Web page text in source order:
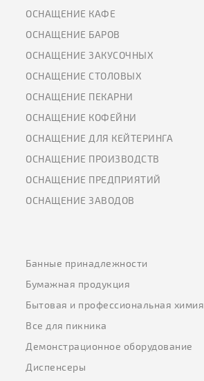
ОСНАЩЕНИЕ КАФЕ
ОСНАЩЕНИЕ БАРОВ
ОСНАЩЕНИЕ ЗАКУСОЧНЫХ
ОСНАЩЕНИЕ СТОЛОВЫХ
ОСНАЩЕНИЕ ПЕКАРНИ
ОСНАЩЕНИЕ КОФЕЙНИ
ОСНАЩЕНИЕ ДЛЯ КЕЙТЕРИНГА
ОСНАЩЕНИЕ ПРОИЗВОДСТВ
ОСНАЩЕНИЕ ПРЕДПРИЯТИЙ
ОСНАЩЕНИЕ ЗАВОДОВ
Банные принадлежности
Бумажная продукция
Бытовая и профессиональная химия
Все для пикника
Демонстрационное оборудование
Диспенсеры